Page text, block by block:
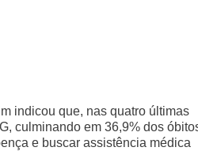
indicou que, nas quatro últimas
culminando em 36,9% dos
e buscar assistência médica